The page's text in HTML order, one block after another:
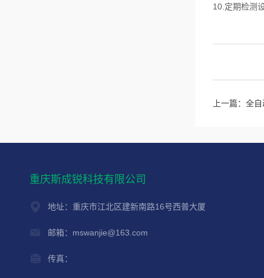
10.定期检测
上一篇： 全自
重庆斯成锐科技有限公司
地址：重庆市江北区建新南路16号西普大厦
邮箱：mswanjie@163.com
传真：